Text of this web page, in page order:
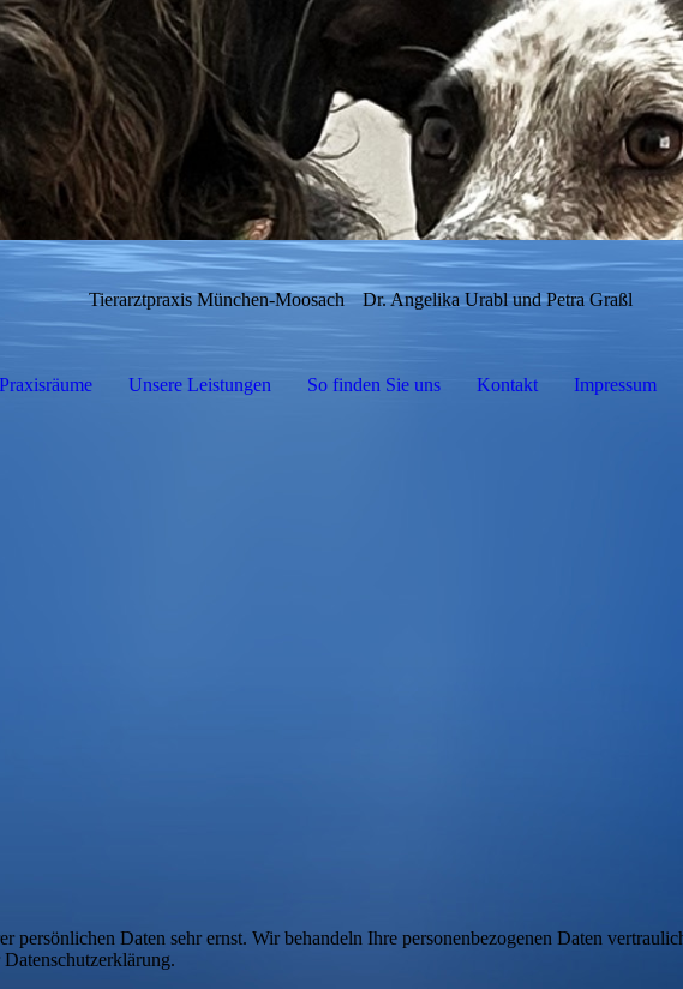
Tierarztpraxis München-Moosach Dr. Angelika Urabl und Petra Graßl
Praxisräume Unsere Leistungen So finden Sie uns Kontakt Impressum
persönlichen Daten sehr ernst. Wir behandeln Ihre personenbezogenen Daten